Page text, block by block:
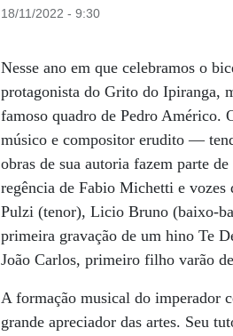
18/11/2022 - 9:30
Nesse ano em que celebramos o
protagonista do Grito do Ipiranga,
famoso quadro de Pedro Américo.
músico e compositor erudito —
obras de sua autoria fazem parte
regência de Fabio Michetti e
Pulzi (tenor), Licio Bruno (baixo-
primeira gravação de um hino Te
João Carlos, primeiro filho varão
A formação musical do imperador
grande apreciador das artes. Seu